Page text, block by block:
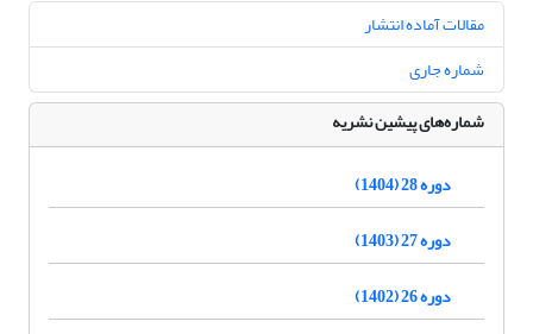
مقالات آماده انتشار
شماره جاری
شماره‌های پیشین نشریه
دوره 28 (1404)
دوره 27 (1403)
دوره 26 (1402)